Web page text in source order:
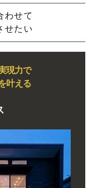
わせて
せたい
現力で
叶える